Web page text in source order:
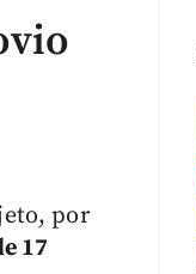
por
17